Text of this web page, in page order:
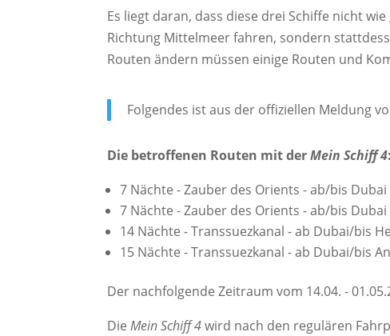
Es liegt daran, dass diese drei Schiffe nicht
Richtung Mittelmeer fahren, sondern
Routen ändern müssen einige Routen und
Folgendes ist aus der offiziellen Meldung
Die betroffenen Routen mit derMein Schiff 4:
7 Nächte - Zauber des Orients - ab/bis Dubai
7 Nächte - Zauber des Orients - ab/bis Dubai
14 Nächte - Transsuezkanal - ab Dubai/bis
15 Nächte - Transsuezkanal - ab Dubai/bis
Der nachfolgende Zeitraum vom 14.04. -
DieMein Schiff 4wird nach den regulären